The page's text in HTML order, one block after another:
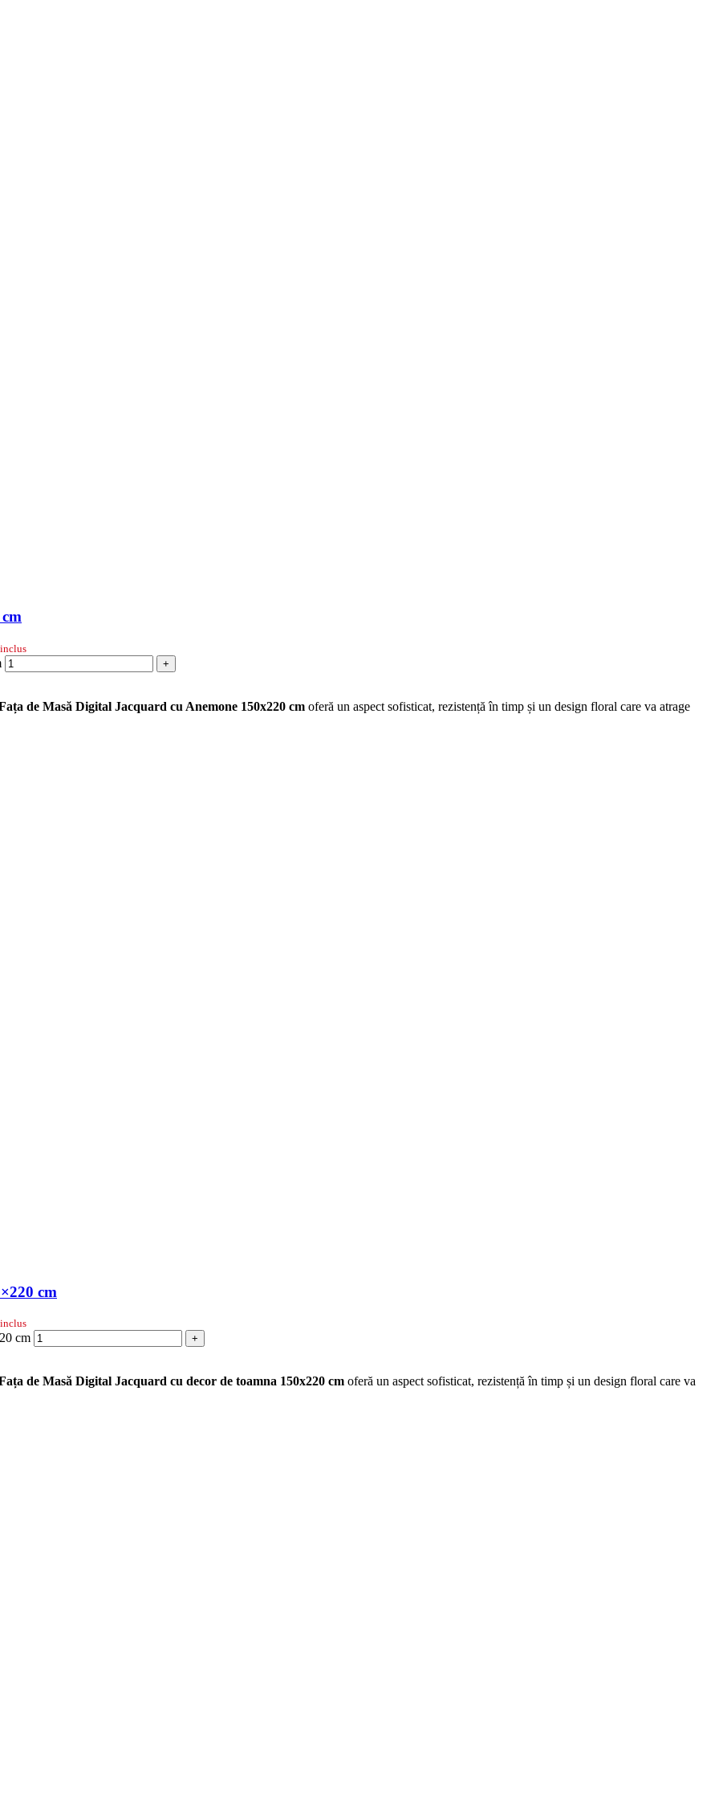
+
de Masă Digital Jacquard cu Anemone 150x220 cm oferă un aspect sofisticat, rezistență în timp și un design floral care va atrage
cm
cm +
de Masă Digital Jacquard cu decor de toamna 150x220 cm oferă un aspect sofisticat, rezistență în timp și un design floral care va